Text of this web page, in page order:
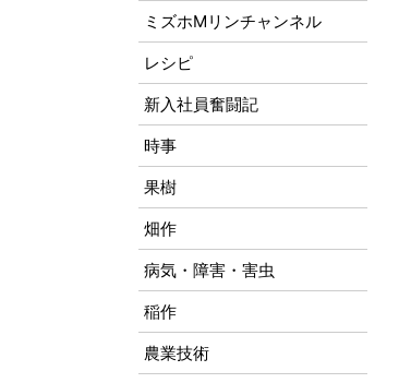
ミズホMリンチャンネル
レシピ
新入社員奮闘記
時事
果樹
畑作
病気・障害・害虫
稲作
農業技術